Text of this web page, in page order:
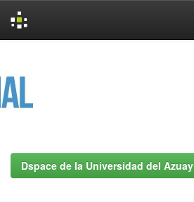
Dspace de la Universidad del Azuay